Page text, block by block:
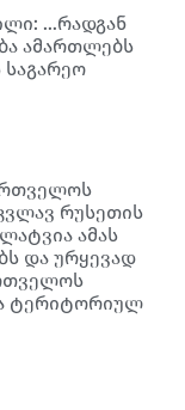
…რადგან
ამართლებს
რუსეთის
ამას
და ურყევად
ტერიტორიულ